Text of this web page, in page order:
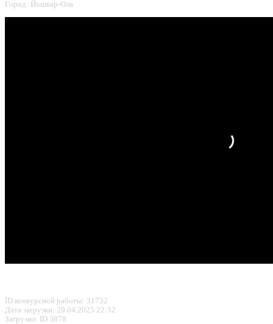
Город: Йошкар-Ола
ID конкурсной работы: 31732
Дата загрузки: 29.04.2025 22:52
Загрузил: ID 3878